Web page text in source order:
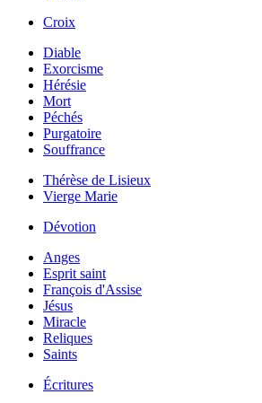
Croix
Diable
Exorcisme
Hérésie
Mort
Péchés
Purgatoire
Souffrance
Thérèse de Lisieux
Vierge Marie
Dévotion
Anges
Esprit saint
François d'Assise
Jésus
Miracle
Reliques
Saints
Écritures